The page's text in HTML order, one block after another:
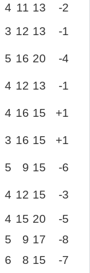
4 11 13
-2
3 12 13 -1
5 16 20 -4
4 12 13 -1
4 16 15 +1
3 16 15 +1
5 9 15 -6
4 12 15
-3
4 15 20
-5
5 9 17
-8
6 8 15
-7